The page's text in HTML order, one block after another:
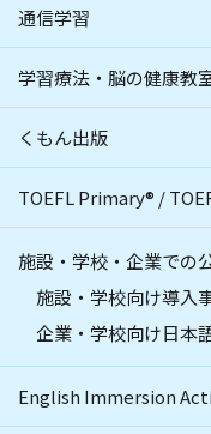
通信学習
学習療法・脳の健康教
くもん出版
TOEFL Primary® /
施設・学校・企業での
施設・学校向け導入
企業・学校向け日本
English Immersion